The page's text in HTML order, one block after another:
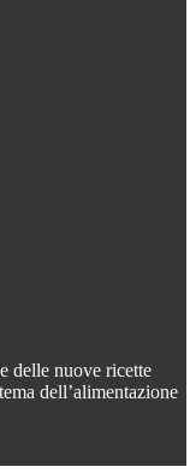
delle nuove ricette
dell’alimentazione